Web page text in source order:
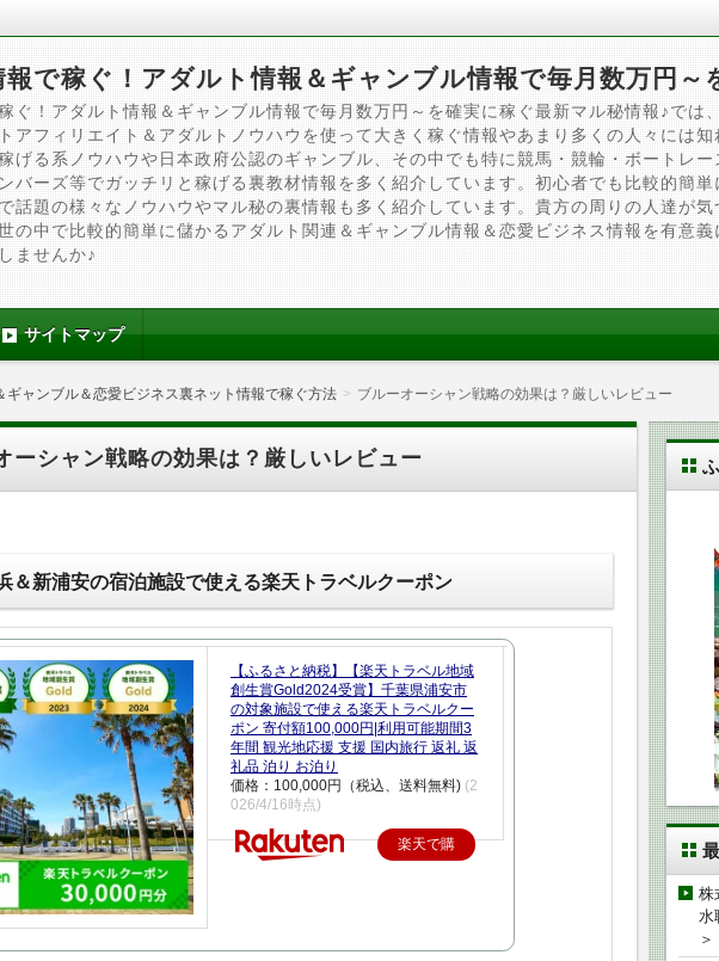
で稼ぐ！アダルト情報＆ギャンブル情報で毎月数万円～
ぐ！アダルト情報＆ギャンブル情報で毎月数万円～を確実に稼ぐ最新マル秘情報♪では
アフィリエイト＆アダルトノウハウを使って大きく稼ぐ情報やあまり多くの人々には
げる系ノウハウや日本政府公認のギャンブル、その中でも特に競馬・競輪・ボートレ
バーズ等でガッチリと稼げる裏教材情報を多く紹介しています。初心者でも比較的簡
話題の様々なノウハウやマル秘の裏情報も多く紹介しています。貴方の周りの人達が
の中で比較的簡単に儲かるアダルト関連＆ギャンブル情報＆恋愛ビジネス情報を有意
ませんか♪
サイトマップ
ギャンブル＆恋愛ビジネス裏ネット情報で稼ぐ方法 ブルーオーシャン戦略の効果は？厳しいレビュー
ーシャン戦略の効果は？厳しいレビュー
＆新浦安の宿泊施設で使える楽天トラベルクーポン
【ふるさと納税】【楽天トラベル地域
創生賞Gold2024受賞】千葉県浦安市
の対象施設で使える楽天トラベルクー
ポン 寄付額100,000円|利用可能期間3
年間 観光地応援 支援 国内旅行 返礼 返
礼品 泊り お泊り
価格：100,000円（税込、送料無料) (2
026/4/16時点)
楽天で購
株
水